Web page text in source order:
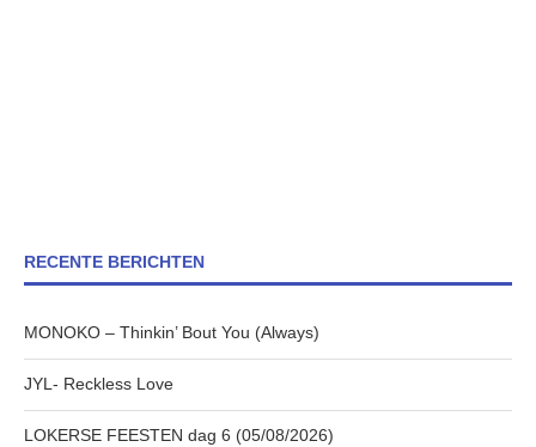
RECENTE BERICHTEN
MONOKO – Thinkin’ Bout You (Always)
JYL- Reckless Love
LOKERSE FEESTEN dag 6 (05/08/2026)